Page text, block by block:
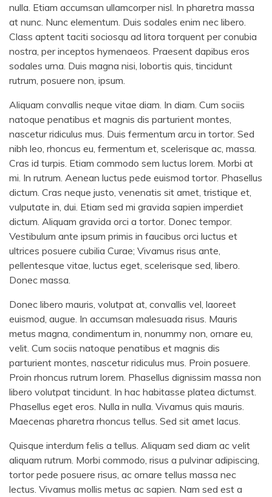
nulla. Etiam accumsan ullamcorper nisl. In pharetra massa
at nunc. Nunc elementum. Duis sodales enim nec libero.
Class aptent taciti sociosqu ad litora torquent per conubia
nostra, per inceptos hymenaeos. Praesent dapibus eros
sodales urna. Duis magna nisi, lobortis quis, tincidunt
rutrum, posuere non, ipsum.
Aliquam convallis neque vitae diam. In diam. Cum sociis
natoque penatibus et magnis dis parturient montes,
nascetur ridiculus mus. Duis fermentum arcu in tortor. Sed
nibh leo, rhoncus eu, fermentum et, scelerisque ac, massa.
Cras id turpis. Etiam commodo sem luctus lorem. Morbi at
mi. In rutrum. Aenean luctus pede euismod tortor. Phasellus
dictum. Cras neque justo, venenatis sit amet, tristique et,
vulputate in, dui. Etiam sed mi gravida sapien imperdiet
dictum. Aliquam gravida orci a tortor. Donec tempor.
Vestibulum ante ipsum primis in faucibus orci luctus et
ultrices posuere cubilia Curae; Vivamus risus ante,
pellentesque vitae, luctus eget, scelerisque sed, libero.
Donec massa.
Donec libero mauris, volutpat at, convallis vel, laoreet
euismod, augue. In accumsan malesuada risus. Mauris
metus magna, condimentum in, nonummy non, ornare eu,
velit. Cum sociis natoque penatibus et magnis dis
parturient montes, nascetur ridiculus mus. Proin posuere.
Proin rhoncus rutrum lorem. Phasellus dignissim massa non
libero volutpat tincidunt. In hac habitasse platea dictumst.
Phasellus eget eros. Nulla in nulla. Vivamus quis mauris.
Maecenas pharetra rhoncus tellus. Sed sit amet lacus.
Quisque interdum felis a tellus. Aliquam sed diam ac velit
aliquam rutrum. Morbi commodo, risus a pulvinar adipiscing,
tortor pede posuere risus, ac ornare tellus massa nec
lectus. Vivamus mollis metus ac sapien. Nam sed est a